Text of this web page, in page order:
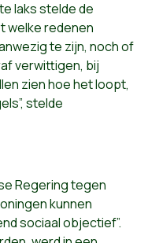
laks stelde de
welke redenen
te zijn, noch of
verwittigen, bij
zien hoe het loopt,
stelde
Regering tegen
kunnen
sociaal objectief”.